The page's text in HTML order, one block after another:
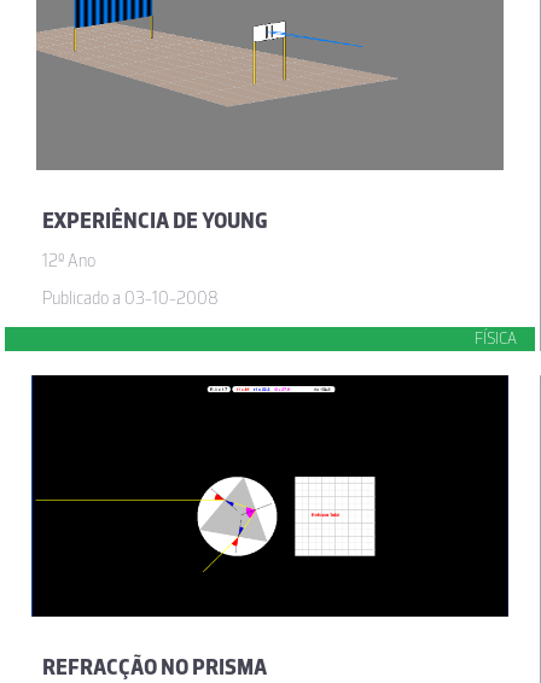
EXPERIÊNCIA DE YOUNG
12º Ano
Publicado a 03-10-2008
FÍSICA
REFRACÇÃO NO PRISMA